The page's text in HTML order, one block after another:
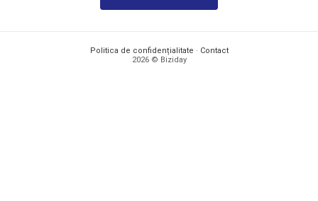
Politica de confidențialitate · Contact
2026 © Biziday